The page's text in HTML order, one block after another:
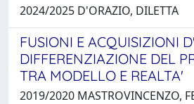
2024/2025 D'ORAZIO, DILETTA
FUSIONI E ACQUISIZIONI
DIFFERENZIAZIONE DEL
TRA MODELLO E REALTA'
2019/2020 MASTROVINCENZO,